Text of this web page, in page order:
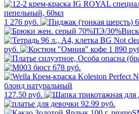
1 276 руб.
руб.
1 890
678 руб.
127.50 руб.
92.99 руб.